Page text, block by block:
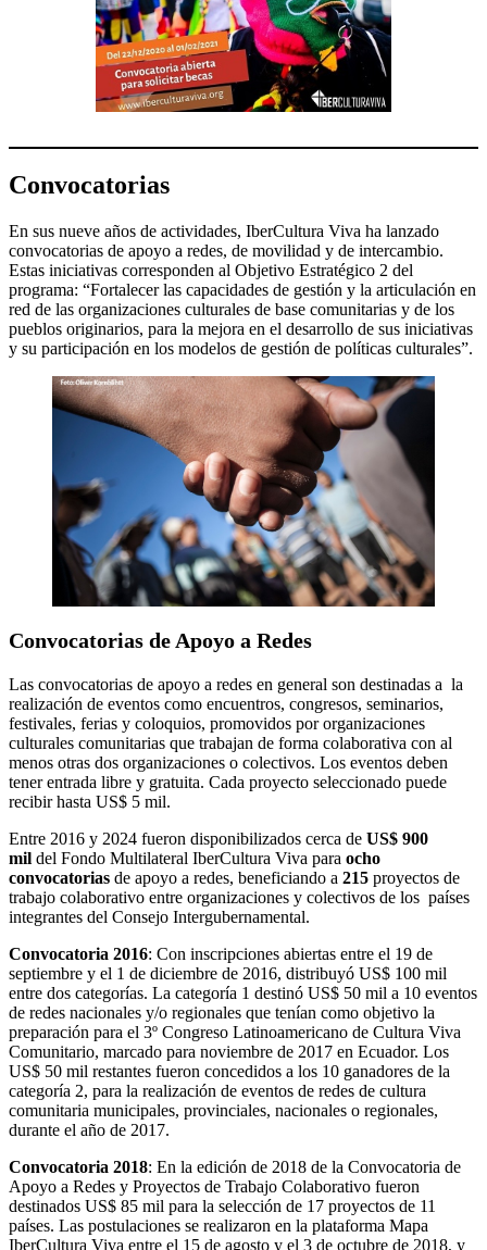
Convocatorias
En sus nueve años de actividades, IberCultura Viva ha lanzado
convocatorias de apoyo a redes, de movilidad y de intercambio.
Estas iniciativas corresponden al Objetivo Estratégico 2 del
programa: “Fortalecer las capacidades de gestión y la articulación en
red de las organizaciones culturales de base comunitarias y de los
pueblos originarios, para la mejora en el desarrollo de sus iniciativas
y su participación en los modelos de gestión de políticas culturales”.
Convocatorias de Apoyo a Redes
Las convocatorias de apoyo a redes en general son destinadas a la
realización de eventos como encuentros, congresos, seminarios,
festivales, ferias y coloquios, promovidos por organizaciones
culturales comunitarias que trabajan de forma colaborativa con al
menos otras dos organizaciones o colectivos. Los eventos deben
tener entrada libre y gratuita. Cada proyecto seleccionado puede
recibir hasta US$ 5 mil.
Entre 2016 y 2024 fueron disponibilizados cerca de US$ 900
mil del Fondo Multilateral IberCultura Viva para ocho
convocatorias de apoyo a redes, beneficiando a 215 proyectos de
trabajo colaborativo entre organizaciones y colectivos de los países
integrantes del Consejo Intergubernamental.
Convocatoria 2016: Con inscripciones abiertas entre el 19 de
septiembre y el 1 de diciembre de 2016, distribuyó US$ 100 mil
entre dos categorías. La categoría 1 destinó US$ 50 mil a 10 eventos
de redes nacionales y/o regionales que tenían como objetivo la
preparación para el 3º Congreso Latinoamericano de Cultura Viva
Comunitario, marcado para noviembre de 2017 en Ecuador. Los
US$ 50 mil restantes fueron concedidos a los 10 ganadores de la
categoría 2, para la realización de eventos de redes de cultura
comunitaria municipales, provinciales, nacionales o regionales,
durante el año de 2017.
Convocatoria 2018: En la edición de 2018 de la Convocatoria de
Apoyo a Redes y Proyectos de Trabajo Colaborativo fueron
destinados US$ 85 mil para la selección de 17 proyectos de 11
países. Las postulaciones se realizaron en la plataforma Mapa
IberCultura Viva entre el 15 de agosto y el 3 de octubre de 2018, y